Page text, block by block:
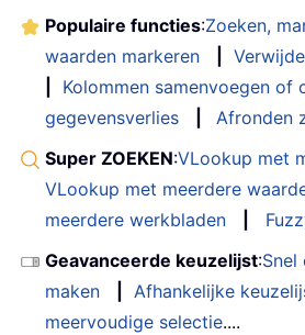
Populaire functies:Zoeken,
waarden markeren
Kolommen samenvoegen of
gegevensverlies
Afronden
Super ZOEKEN:VLookup met
VLookup met meerdere
meerdere werkbladen
Geavanceerde keuzelijst:Snel
maken
Afhankelijke
meervoudige selectie....